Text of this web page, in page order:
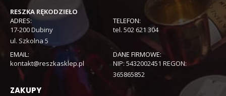
RESZKA RĘKODZIEŁO
ADRES:
17-200 Dubiny
ul. Szkolna 5
TELEFON:
tel. 502 621 304
EMAIL:
kontakt@reszkasklep.pl
DANE FIRMOWE:
NIP: 5432002451 REGON:
365865852
ZAKUPY